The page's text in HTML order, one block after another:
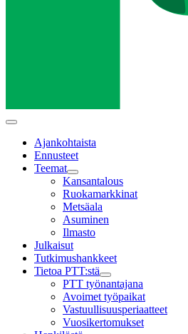
Main
Ajankohtaista
Ennusteet
Teemat
Child
menu
Kansantalous
Ruokamarkkinat
Metsäala
Asuminen
Ilmasto
Julkaisut
Tutkimushankkeet
Tietoa PTT:stä
Child
menu
PTT työnantajana
Avoimet työpaikat
Vastuullisuusperiaatteet
Vuosikertomukset